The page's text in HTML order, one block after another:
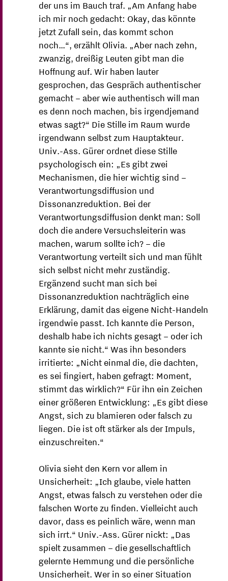
der uns im Bauch traf. „Am Anfang habe
ich mir noch gedacht: Okay, das könnte
jetzt Zufall sein, das kommt schon
noch…“, erzählt Olivia. „Aber nach zehn,
zwanzig, dreißig Leuten gibt man die
Hoffnung auf. Wir haben lauter
gesprochen, das Gespräch authentischer
gemacht – aber wie authentisch will man
es denn noch machen, bis irgendjemand
etwas sagt?“ Die Stille im Raum wurde
irgendwann selbst zum Hauptakteur.
Univ.-Ass. Gürer ordnet diese Stille
psychologisch ein: „Es gibt zwei
Mechanismen, die hier wichtig sind –
Verantwortungsdiffusion und
Dissonanzreduktion. Bei der
Verantwortungsdiffusion denkt man: Soll
doch die andere Versuchsleiterin was
machen, warum sollte ich? – die
Verantwortung verteilt sich und man fühlt
sich selbst nicht mehr zuständig.
Ergänzend sucht man sich bei
Dissonanzreduktion nachträglich eine
Erklärung, damit das eigene Nicht-Handeln
irgendwie passt. Ich kannte die Person,
deshalb habe ich nichts gesagt – oder ich
kannte sie nicht.“ Was ihn besonders
irritierte: „Nicht einmal die, die dachten,
es sei fingiert, haben gefragt: Moment,
stimmt das wirklich?“ Für ihn ein Zeichen
einer größeren Entwicklung: „Es gibt diese
Angst, sich zu blamieren oder falsch zu
liegen. Die ist oft stärker als der Impuls,
einzuschreiten.“
Olivia sieht den Kern vor allem in
Unsicherheit: „Ich glaube, viele hatten
Angst, etwas falsch zu verstehen oder die
falschen Worte zu finden. Vielleicht auch
davor, dass es peinlich wäre, wenn man
sich irrt.“ Univ.-Ass. Gürer nickt: „Das
spielt zusammen – die gesellschaftlich
gelernte Hemmung und die persönliche
Unsicherheit. Wer in so einer Situation